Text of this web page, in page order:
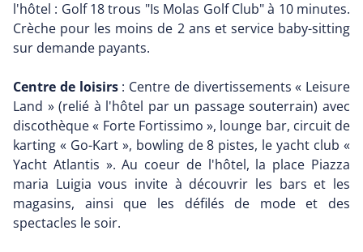
l'hôtel : Golf 18 trous "Is Molas Golf Club" à 10 minutes.
Crèche pour les moins de 2 ans et service baby-sitting
sur demande payants.
Centre de loisirs: Centre de divertissements « Leisure
Land » (relié à l'hôtel par un passage souterrain) avec
discothèque « Forte Fortissimo », lounge bar, circuit de
karting « Go-Kart », bowling de 8 pistes, le yacht club «
Yacht Atlantis ». Au coeur de l'hôtel, la place Piazza
maria Luigia vous invite à découvrir les bars et les
magasins, ainsi que les défilés de mode et des
spectacles le soir.